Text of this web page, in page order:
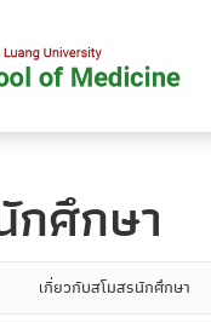
กศึกษา
เกี่ยวกับสโมสรนักศึกษา